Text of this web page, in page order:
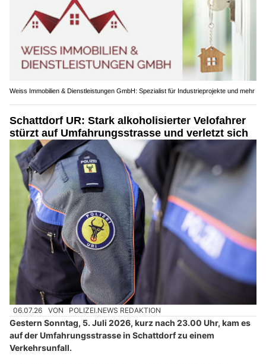
Weiss Immobilien & Dienstleistungen GmbH: Spezialist für Industrieprojekte und mehr
Schattdorf UR: Stark alkoholisierter Velofahrer
stürzt auf Umfahrungsstrasse und verletzt sich
06.07.26 VON POLIZEI.NEWS REDAKTION
Gestern Sonntag, 5. Juli 2026, kurz nach 23.00 Uhr, kam es
auf der Umfahrungsstrasse in Schattdorf zu einem
Verkehrsunfall.